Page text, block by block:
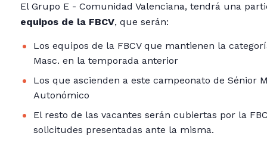
El Grupo E - Comunidad Valenciana, tendrá una
equipos de la FBCV, que serán:
Los equipos de la FBCV que mantienen la
Masc. en la temporada anterior
Los que ascienden a este campeonato de Sénior
Autonómico
El resto de las vacantes serán cubiertas por la
solicitudes presentadas ante la misma.